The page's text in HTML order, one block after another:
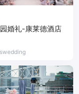
婚礼-康莱德酒店